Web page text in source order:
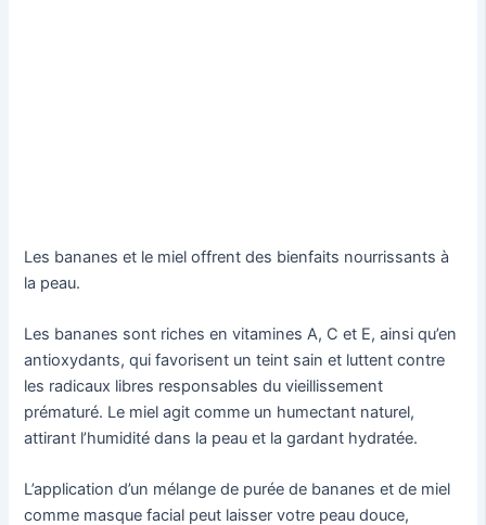
Les bananes et le miel offrent des bienfaits nourrissants à
la peau.
Les bananes sont riches en vitamines A, C et E, ainsi qu’en
antioxydants, qui favorisent un teint sain et luttent contre
les radicaux libres responsables du vieillissement
prématuré. Le miel agit comme un humectant naturel,
attirant l’humidité dans la peau et la gardant hydratée.
L’application d’un mélange de purée de bananes et de miel
comme masque facial peut laisser votre peau douce,